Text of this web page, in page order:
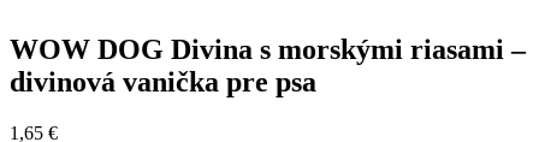
WOW DOG Divina s morskými riasami –
divinová vanička pre psa
1,65 €